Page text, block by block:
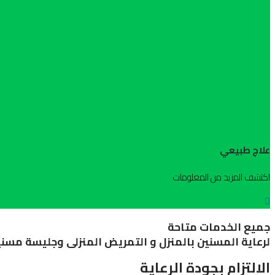
علاج طبيعي
اكتشف المزيد من المعلومات
جميع الخدمات متاحة
لرعاية المسنين بالمنزل و التمريض المنزلى وجليسة
الالتزام بجودة الرعاية